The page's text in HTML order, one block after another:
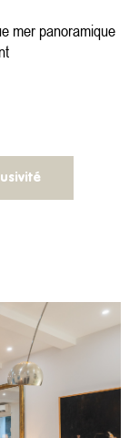
mer panoramique